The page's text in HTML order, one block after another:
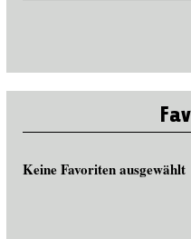
Keine Favoriten ausgewählt